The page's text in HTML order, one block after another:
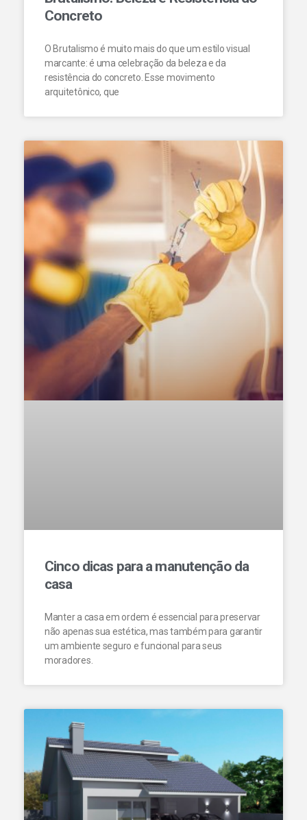
Concreto
O Brutalismo é muito mais do que um estilo visual
marcante: é uma celebração da beleza e da
resistência do concreto. Esse movimento
arquitetônico, que
Cinco dicas para a manutenção da
casa
Manter a casa em ordem é essencial para preservar
não apenas sua estética, mas também para garantir
um ambiente seguro e funcional para seus
moradores.